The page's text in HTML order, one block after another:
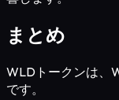
まとめ
WLDトークンは、
です。